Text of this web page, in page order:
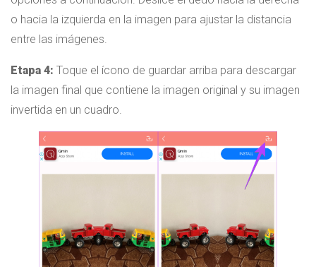
o hacia la izquierda en la imagen para ajustar la distancia
entre las imágenes.
Etapa 4: Toque el ícono de guardar arriba para descargar
la imagen final que contiene la imagen original y su imagen
invertida en un cuadro.